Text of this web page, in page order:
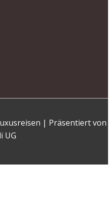
| Präsentiert von
UG